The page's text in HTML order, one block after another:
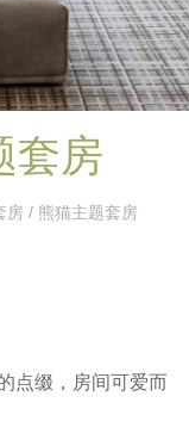
套房
房 / 熊猫主题套房
点缀，房间可爱而